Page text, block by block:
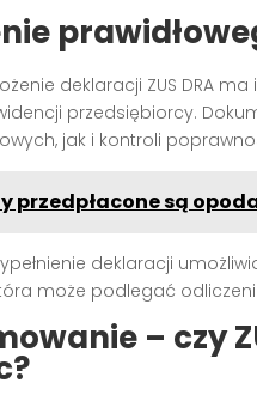
deklaracji ZUS DRA
przedsiębiorcy.
jak i kontroli
przedpłacone są
deklaracji
może podlegać
– czy